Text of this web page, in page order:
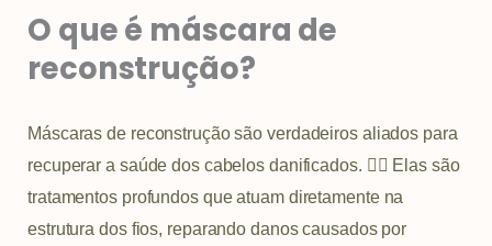
O que é máscara de
reconstrução?
Máscaras de reconstrução são verdadeiros aliados para
recuperar a saúde dos cabelos danificados. 💆‍♀️ Elas são
tratamentos profundos que atuam diretamente na
estrutura dos fios, reparando danos causados por